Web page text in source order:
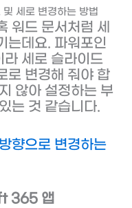
세로 변경하는 방법
워드 문서처럼 세
는데요. 파워포인
세로 슬라이드
로 변경해 줘야 합
않아 설정하는 부
는 것 같습니다.
향으로 변경하는
365 앱